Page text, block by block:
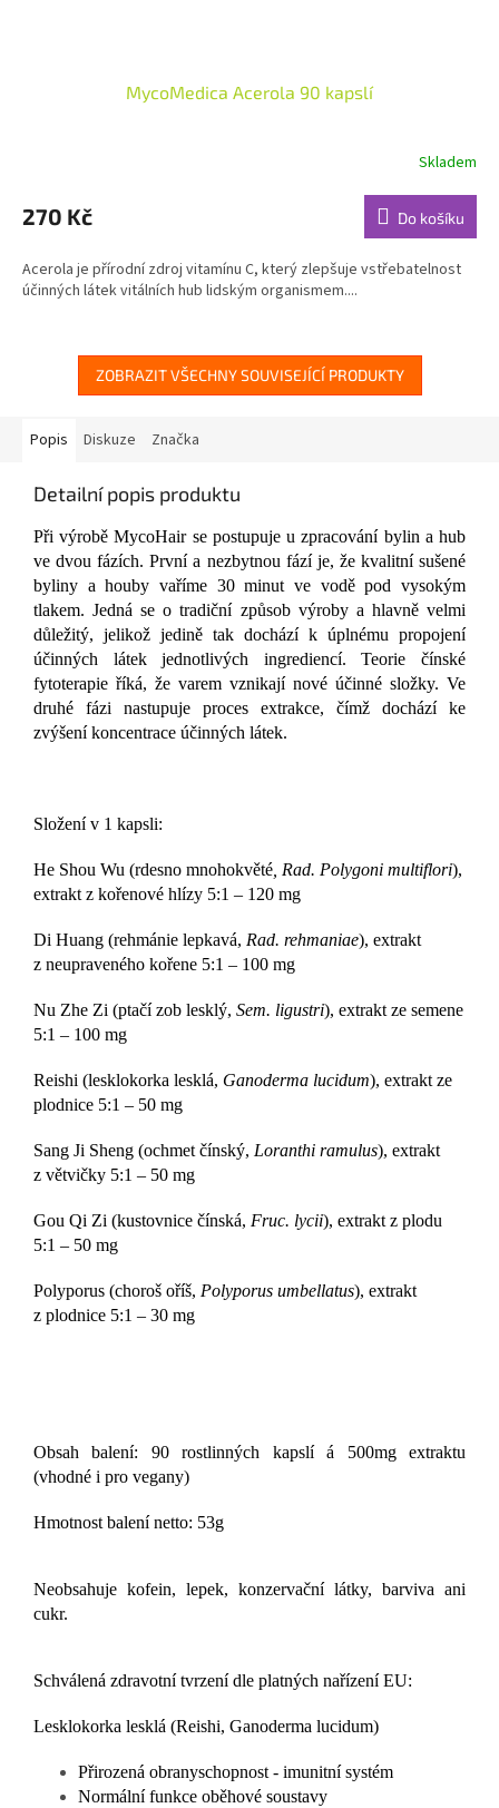
MycoMedica Acerola 90 kapslí
produktu
je
z
5
Skladem
270 Kč Do košíku
Acerola je přírodní zdroj vitamínu C, který zlepšuje vstřebatelnost
účinných látek vitálních hub lidským organismem....
ZOBRAZIT VŠECHNY SOUVISEJÍCÍ PRODUKTY
Popis Diskuze Značka
Detailní popis produktu
Při výrobě MycoHair se postupuje u zpracování bylin a hub
ve dvou fázích. První a nezbytnou fází je, že kvalitní sušené
byliny a houby vaříme 30 minut ve vodě pod vysokým
tlakem. Jedná se o tradiční způsob výroby a hlavně velmi
důležitý, jelikož jedině tak dochází k úplnému propojení
účinných látek jednotlivých ingrediencí. Teorie čínské
fytoterapie říká, že varem vznikají nové účinné složky. Ve
druhé fázi nastupuje proces extrakce, čímž dochází ke
zvýšení koncentrace účinných látek.
Složení v 1 kapsli:
He Shou Wu (rdesno mnohokvěté , Rad. Polygoni multiflori),
extrakt z kořenové hlízy 5:1 – 120 mg
Di Huang (rehmánie lepkavá, Rad. rehmaniae), extrakt
z neupraveného kořene 5:1 – 100 mg
Nu Zhe Zi (ptačí zob lesklý, Sem. ligustri), extrakt ze semene
5:1 – 100 mg
Reishi (lesklokorka lesklá, Ganoderma lucidum), extrakt ze
plodnice 5:1 – 50 mg
Sang Ji Sheng (ochmet čínský, Loranthi ramulus), extrakt
z větvičky 5:1 – 50 mg
Gou Qi Zi (kustovnice čínská, Fruc. lycii), extrakt z plodu
5:1 – 50 mg
Polyporus (choroš oříš, Polyporus umbellatus), extrakt
z plodnice 5:1 – 30 mg
Obsah balení: 90 rostlinných kapslí á 500mg extraktu
(vhodné i pro vegany)
Hmotnost balení netto: 53g
Neobsahuje kofein, lepek, konzervační látky, barviva ani
cukr.
Schválená zdravotní tvrzení dle platných nařízení EU:
Lesklokorka lesklá (Reishi, Ganoderma lucidum)
Přirozená obranyschopnost - imunitní systém
Normální funkce oběhové soustavy